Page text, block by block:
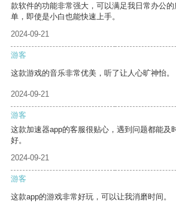
款软件的功能非常强大，可以满足我日常办公
单，即使是小白也能快速上手。
2024-09-21
游客
这款游戏的音乐非常优美，听了让人心旷神怡。
2024-09-21
游客
这款加速器app的客服很贴心，遇到问题都能及
好。
2024-09-21
游客
这款app的游戏非常好玩，可以让我消磨时间。